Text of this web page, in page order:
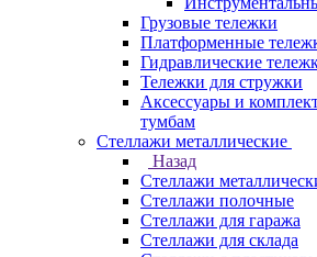
Грузовые тележки
Платформенные
Гидравлические
Тележки для стружки
Аксесcуары и
тумбам
Стеллажи металлические
Назад
Стеллажи
Стеллажи полочные
Стеллажи для гаража
Стеллажи для склада